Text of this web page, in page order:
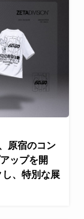
原宿のコン
ップを開
、特別な展